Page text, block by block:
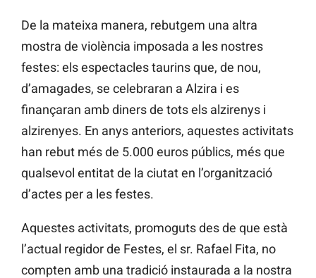
De la mateixa manera, rebutgem una altra
mostra de violència imposada a les nostres
festes: els espectacles taurins que, de nou,
d’amagades, se celebraran a Alzira i es
finançaran amb diners de tots els alzirenys i
alzirenyes. En anys anteriors, aquestes activitats
han rebut més de 5.000 euros públics, més que
qualsevol entitat de la ciutat en l’organització
d’actes per a les festes.
Aquestes activitats, promoguts des de que està
l’actual regidor de Festes, el sr. Rafael Fita, no
compten amb una tradició instaurada a la nostra